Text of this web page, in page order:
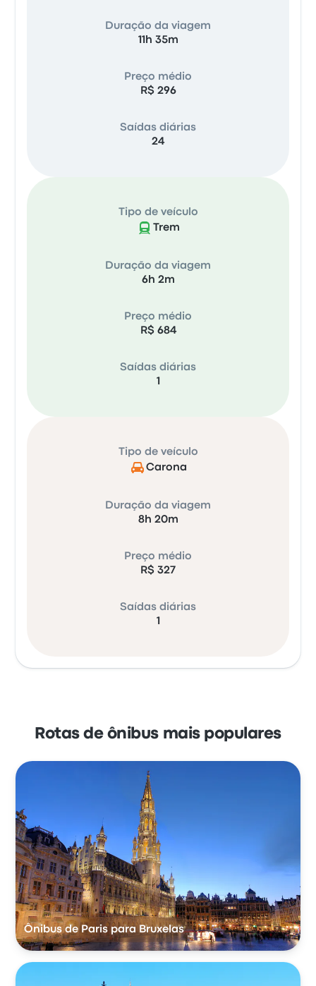
Duração da viagem
11h 35m
Preço médio
R$ 296
Saídas diárias
24
Tipo de veículo
Trem
Duração da viagem
6h 2m
Preço médio
R$ 684
Saídas diárias
1
Tipo de veículo
Carona
Duração da viagem
8h 20m
Preço médio
R$ 327
Saídas diárias
1
Rotas de ônibus mais populares
Ônibus de Paris para Bruxelas